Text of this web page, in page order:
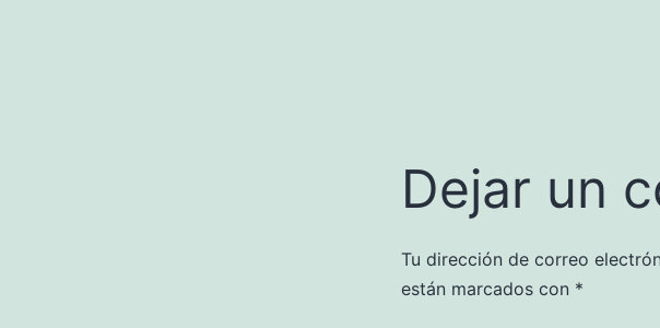
Dejar un
Tu dirección de correo
están marcados con *